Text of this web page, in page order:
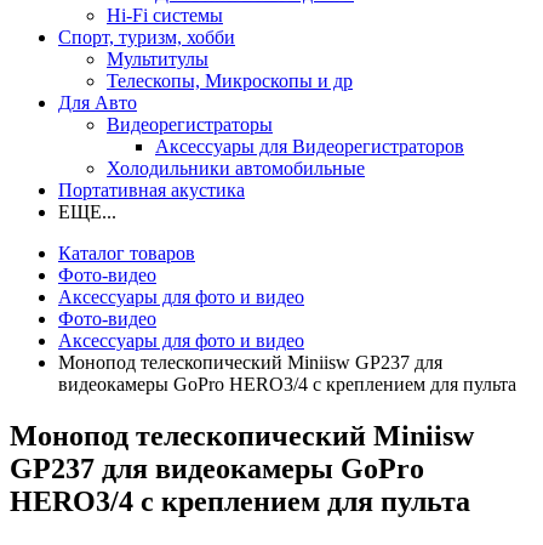
Hi-Fi системы
Спорт, туризм, хобби
Мультитулы
Телескопы, Микроскопы и др
Для Авто
Видеорегистраторы
Аксессуары для Видеорегистраторов
Холодильники автомобильные
Портативная акустика
ЕЩЕ...
Каталог товаров
Фото-видео
Аксессуары для фото и видео
Фото-видео
Аксессуары для фото и видео
Монопод телескопический Miniisw GP237 для
видеокамеры GoPro HERO3/4 с креплением для пульта
Монопод телескопический Miniisw
GP237 для видеокамеры GoPro
HERO3/4 с креплением для пульта